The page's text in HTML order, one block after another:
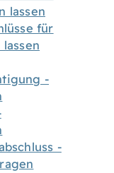
lassen
für
-
-